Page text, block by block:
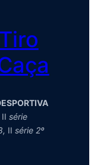
II série
II série 2º